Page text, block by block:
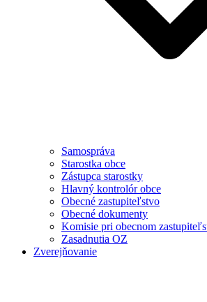
Samospráva
Starostka obce
Zástupca starostky
Hlavný kontrolór obce
Obecné zastupiteľstvo
Obecné dokumenty
Komisie pri obecnom
Zasadnutia OZ
Zverejňovanie